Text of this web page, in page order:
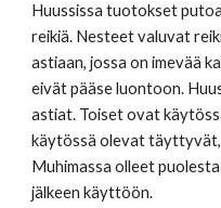
Huussissa tuotokset
reikiä. Nesteet valuvat
astiaan, jossa on imevää
eivät pääse luontoon.
astiat. Toiset ovat
käytössä olevat täyttyvät,
Muhimassa olleet
jälkeen käyttöön.